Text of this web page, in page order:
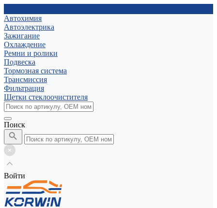
Автохимия
Автоэлектрика
Зажигание
Охлаждение
Ремни и ролики
Подвеска
Тормозная система
Трансмиссия
Фильтрация
Щетки стеклоочистителя
Поиск
Войти